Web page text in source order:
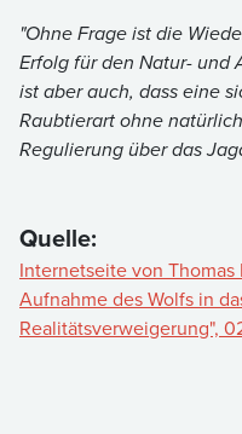
"Ohne Frage ist die
Erfolg für den Natur- und
ist aber auch, dass eine
Raubtierart ohne
Regulierung über das
Quelle:
Internetseite von
Aufnahme des Wolfs in
Realitätsverweigerung",